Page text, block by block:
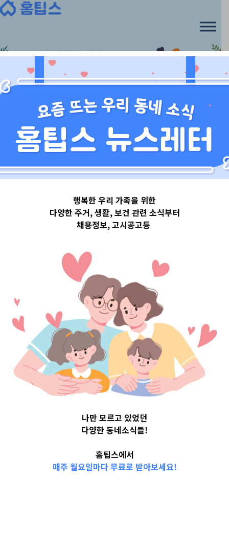
Skip
서울특별시
서울특별시양천
구 Top 3 및 주간
소식 –
20230725
2023-07-25
readybaby-admin
행복한 우리 가족을 위한
다양한 주거, 생활, 보건 관련 소식부터
채용정보, 고시공고등
나만 모르고 있었던
다양한 동네소식들!
홈팁스에서
매주 월요일마다 무료로 받아보세요!